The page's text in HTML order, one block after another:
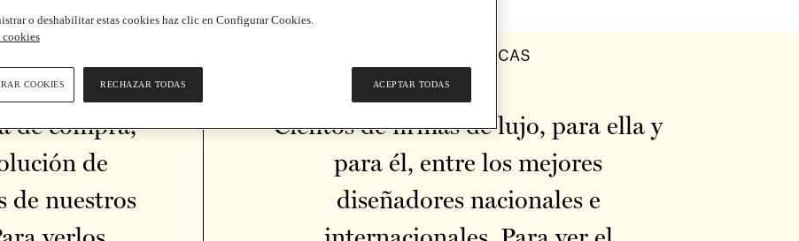
de compra,
de
de nuestros
MARCAS
Cientos de firmas de lujo, para ella y
para él, entre los mejores
diseñadores nacionales e
o deshabilitar estas cookies haz clic en Configurar Cookies.
RECHAZAR TODAS ACEPTAR TODAS
COOKIES